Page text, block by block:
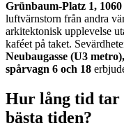
Grünbaum-Platz 1,
luftvärnstorn från andra
arkitektonisk upplevelse
kaféet på taket.
Neubaugasse (U3
spårvagn 6 och 18
Hur lång tid tar
bästa tiden?